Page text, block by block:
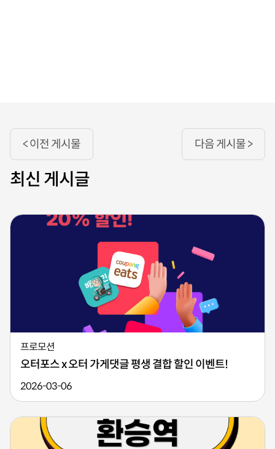
< 이전 게시물 다음 게시물 >
최신 게시글
프로모션
오터포스 x 오터 가게댓글 평생 결합 할인 이벤트!
2026-03-06